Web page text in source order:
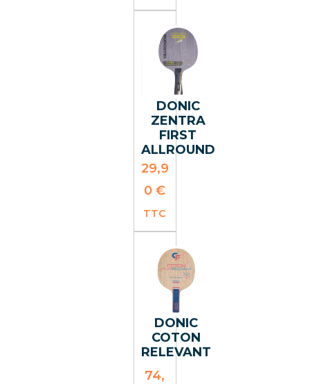
DONIC
ZENTRA
FIRST
ALLROUND
29,9
0€
TTC
DONIC
COTON
RELEVANT
74,